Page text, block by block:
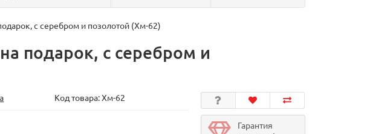
с серебром и позолотой (Хм-62)
подарок, с серебром и
Код товара:Хм-62
Гарантия